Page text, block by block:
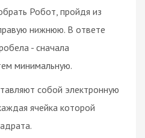
Робот, пройдя из
нижнюю. В ответе
- сначала
минимальную.
собой электронную
ячейка которой